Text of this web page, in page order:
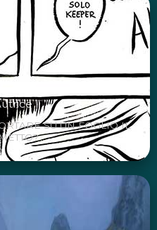
SU UN FOGLIO IL